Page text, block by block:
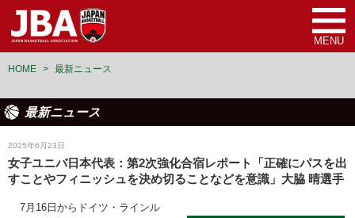
MENU
HOME > 最新ニュース
最新ニュース
2025年6月23日
女子ユニバ日本代表：第2次強化合宿レポート「正確にパスを出
すことやフィニッシュを決め切ることなどを意識」大脇 晴選手
7月16日からドイツ・ラインル